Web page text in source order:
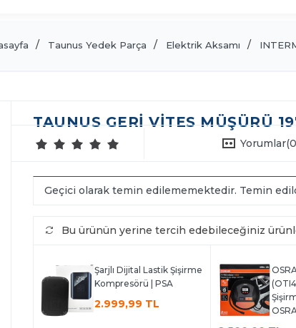
Taunus Yedek Parça Elektrik Aksamı
TAUNUS GERI VITES MÜŞÜRÜ
Yorumlar
Geçici olarak temin edilememektedir. Temin
Bu ürünün yerine tercih edebileceğiniz
Şarjlı Dijital Lastik Şişirme
Kompresörü | PSA
2.999,99 TL